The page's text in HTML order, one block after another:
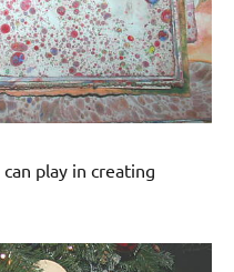
play in creating